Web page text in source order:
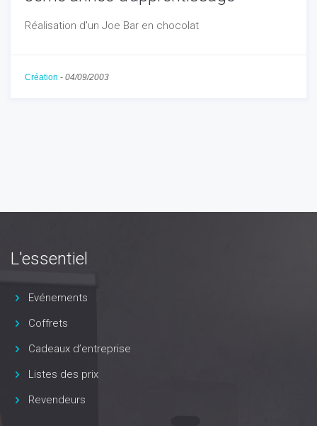
Réalisation d'un Joe Bar en chocolat
Création - 04/09/2003
L'essentiel
Evénements
Coffrets
Cadeaux d’entreprise
Listes des prix
Revendeurs